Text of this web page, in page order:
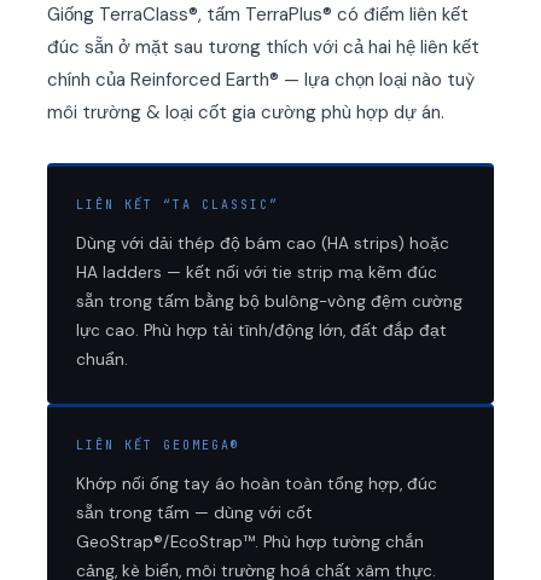
Giống TerraClass®, tấm TerraPlus® có điểm liên kết
đúc sẵn ở mặt sau tương thích với cả hai hệ liên kết
chính của Reinforced Earth® — lựa chọn loại nào tuỳ
môi trường & loại cốt gia cường phù hợp dự án.
LIÊN KẾT “TA CLASSIC”
Dùng với dải thép độ bám cao (HA strips) hoặc
HA ladders — kết nối với tie strip mạ kẽm đúc
sẵn trong tấm bằng bộ bulông-vòng đệm cường
lực cao. Phù hợp tải tĩnh/động lớn, đất đắp đạt
chuẩn.
LIÊN KẾT GEOMEGA®
Khớp nối ống tay áo hoàn toàn tổng hợp, đúc
sẵn trong tấm — dùng với cốt
GeoStrap®/EcoStrap™. Phù hợp tường chắn
cảng, kè biển, môi trường hoá chất xâm thực.